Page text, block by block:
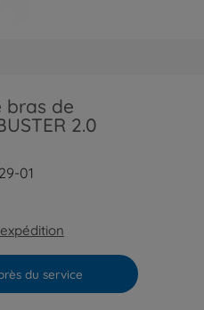
bras de
2.0
01
du service